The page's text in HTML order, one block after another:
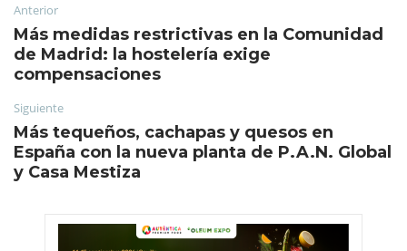
Anterior
Más medidas restrictivas en la Comunidad
de Madrid: la hostelería exige
compensaciones
Siguiente
Más tequeños, cachapas y quesos en
España con la nueva planta de P.A.N. Global
y Casa Mestiza